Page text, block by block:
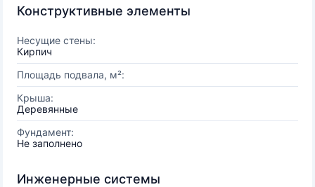
Конструктивные элементы
Несущие стены:
Кирпич
Площадь подвала, м²:
Крыша:
Деревянные
Фундамент:
Не заполнено
Инженерные системы